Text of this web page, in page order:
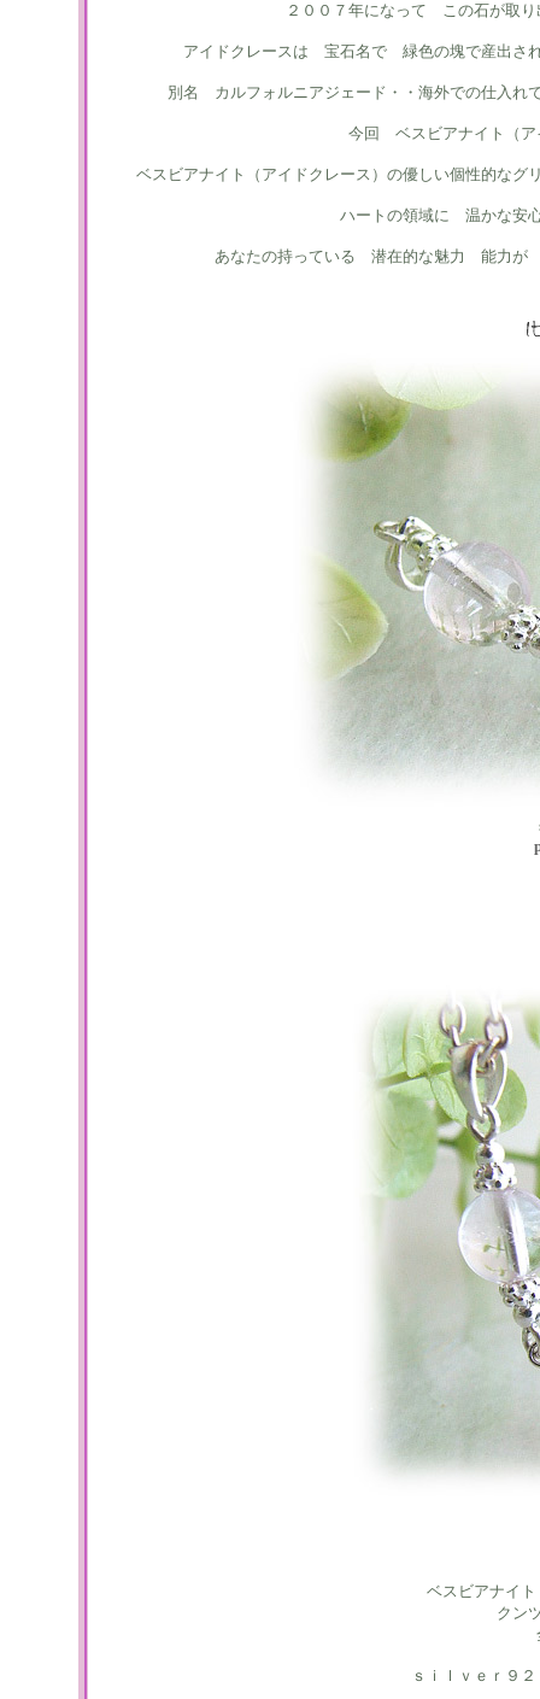
２００７年になって この石が取
アイドクレースは 宝石名で 緑色の塊で産出さ
別名 カルフォルニアジェード・・海外での仕入
今回 ベスビアナイト（ア
ベスビアナイト（アイドクレース）の優しい個性的な
ハートの領域に 温かな安
あなたの持っている 潜在的な魅力 能力が
ベスビアナイ
クン
ｓｉｌｖｅｒ９